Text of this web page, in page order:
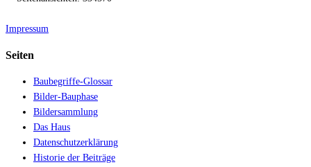
Impressum
Seiten
Baubegriffe-Glossar
Bilder-Bauphase
Bildersammlung
Das Haus
Datenschutzerklärung
Historie der Beiträge